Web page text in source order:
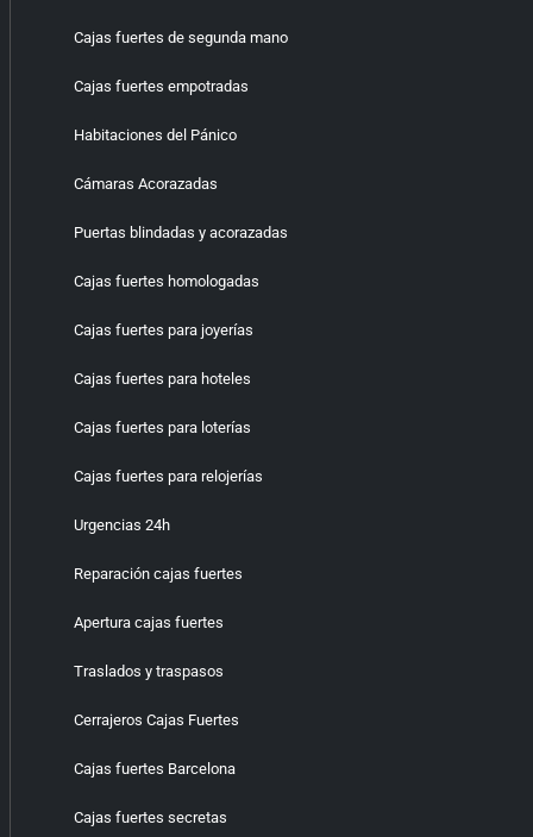
Cajas fuertes de segunda mano
Cajas fuertes empotradas
Habitaciones del Pánico
Cámaras Acorazadas
Puertas blindadas y acorazadas
Cajas fuertes homologadas
Cajas fuertes para joyerías
Cajas fuertes para hoteles
Cajas fuertes para loterías
Cajas fuertes para relojerías
Urgencias 24h
Reparación cajas fuertes
Apertura cajas fuertes
Traslados y traspasos
Cerrajeros Cajas Fuertes
Cajas fuertes Barcelona
Cajas fuertes secretas